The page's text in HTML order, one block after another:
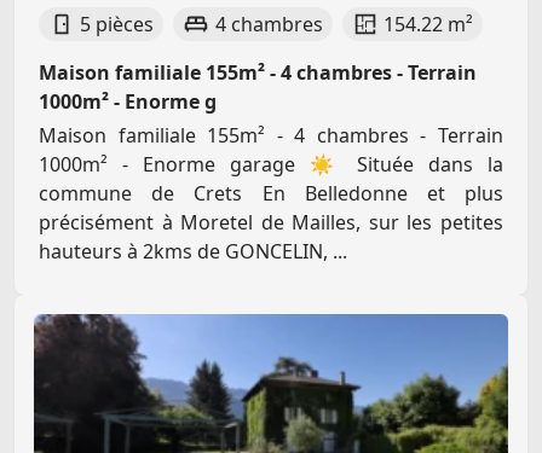
5 pièces 4 chambres
154.22 m²
Maison familiale 155m² - 4 chambres - Terrain
1000m² - Enorme g
Maison familiale 155m² - 4 chambres - Terrain
1000m² - Enorme garage ☀️ Située dans la
commune de Crets En Belledonne et plus
précisément à Moretel de Mailles, sur les petites
hauteurs à 2kms de GONCELIN, ...